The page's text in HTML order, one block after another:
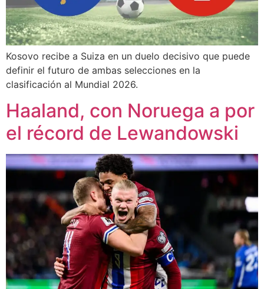
Kosovo recibe a Suiza en un duelo decisivo que puede
definir el futuro de ambas selecciones en la
clasificación al Mundial 2026.
Haaland, con Noruega a por
el récord de Lewandowski